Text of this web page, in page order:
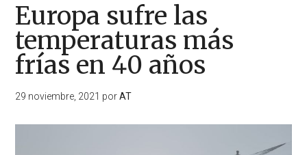
Europa sufre las
temperaturas más
frías en 40 años
29 noviembre, 2021 porAT